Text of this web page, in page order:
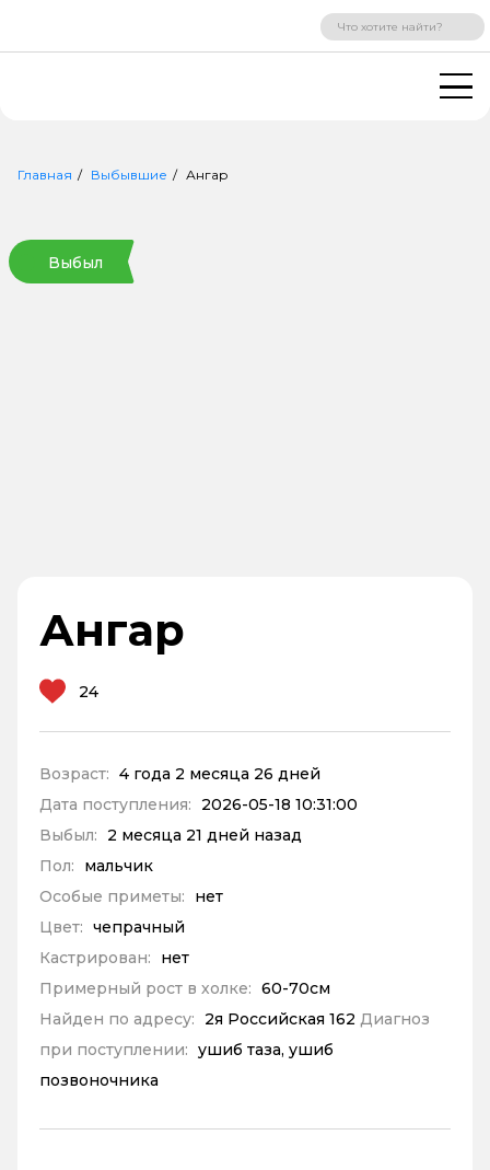
ВХОД РЕГИСТРАЦИЯ
Главная Выбывшие Ангар
Выбыл
Ангар
24
Возраст: 4 года 2 месяца 26 дней
Дата поступления:
2026-05-18 10:31:00
Выбыл:
2 месяца 21 дней назад
Пол:
мальчик
Особые приметы:
нет
Цвет: чепрачный
Кастрирован:
нет
Примерный рост в холке: 60-70см
Найден по адресу:
2я Российская 162 Диагноз
при поступлении: ушиб таза, ушиб
позвоночника